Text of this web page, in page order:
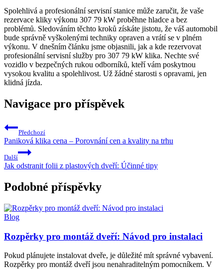
Spolehlivá a profesionální⁤ servisní stanice může‌ zaručit, že​ vaše
rezervace‌ kliky výkonu ⁢307 79 kW​ proběhne hladce a bez
problémů. ‌Sledováním těchto kroků získáte ​jistotu, že ⁤váš automobil
⁤bude správně vyškolenými techniky opraven a vrátí se v⁢ plném
výkonu. V dnešním ⁣článku‍ jsme⁣ objasnili, ‌jak ⁣a‍ kde rezervovat
profesionální ​servisní služby pro‌ 307⁢ 79 kW klika. ⁤Nechte své
vozidlo ⁢v bezpečných rukou odborníků,​ kteří vám poskytnou
vysokou⁣ kvalitu a spolehlivost. Už ‍žádné starosti s opravami, jen
klidná‌ jízda.
Navigace pro příspěvek
Předchozí
Paniková klika cena – Porovnání cen a kvality na trhu
Další
Jak odstranit folii z plastových dveří: Účinné tipy
Podobné příspěvky
Blog
Rozpěrky pro montáž dveří: Návod pro instalaci
Pokud plánujete instalovat dveře, je důležité mít správné vybavení.
Rozpěrky pro montáž dveří jsou nenahraditelným pomocníkem. V